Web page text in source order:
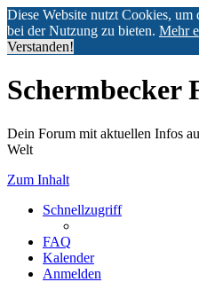
Diese Website nutzt Cookies,
bei der Nutzung zu bieten. Mehr
Verstanden!
Schermbecker
Dein Forum mit aktuellen Infos
Welt
Zum Inhalt
Schnellzugriff
FAQ
Kalender
Anmelden